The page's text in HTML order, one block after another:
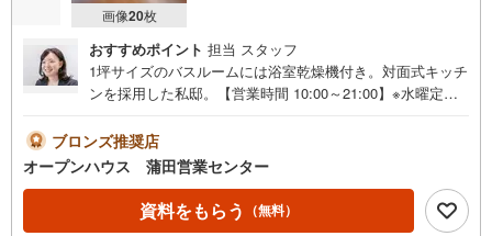
画像20枚
おすすめポイント 担当 スタッフ
1坪サイズのバスルームには浴室乾燥機付き。対面式キッチ
ンを採用した私邸。【営業時間 10:00～21:00】※水曜定休
気軽にご連絡ください！現地を見学される場合は「室内・
現地を見学する（無料）」ボタンよりご希望の日時をご記
入いただけますとスムーズにご案内が可能です。◎現地の
ご案内について・平日や夜遅い時間帯もご案内が可能 ※定
休日を除く・経験豊富なスタッフが物件詳細を丁寧にご説
ブロンズ推奨店
オープンハウス 蒲田営業センター
資料をもらう （無料）